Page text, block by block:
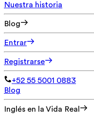
Nuestra historia
Blog
Entrar
Registrarse
+52 55 5001 0883
Blog
Inglés en la Vida Real